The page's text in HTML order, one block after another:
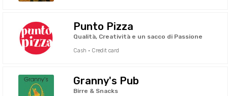
Punto Pizza
Qualità, Creatività e un sacco di Passione
Cash · Credit card
Granny's Pub
Birre & Snacks